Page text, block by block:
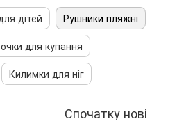
дітей
Рушники пляжні
для купання
Килимки для ніг
Спочатку нові